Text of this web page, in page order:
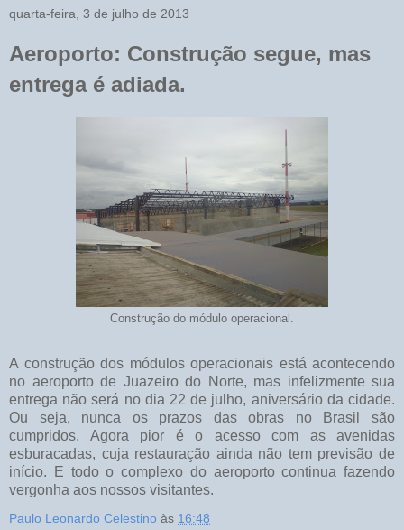
quarta-feira, 3 de julho de 2013
Aeroporto: Construção segue, mas
entrega é adiada.
Construção do módulo operacional.
A construção dos módulos operacionais está acontecendo
no aeroporto de Juazeiro do Norte, mas infelizmente sua
entrega não será no dia 22 de julho, aniversário da cidade.
Ou seja, nunca os prazos das obras no Brasil são
cumpridos. Agora pior é o acesso com as avenidas
esburacadas, cuja restauração ainda não tem previsão de
início. E todo o complexo do aeroporto continua fazendo
vergonha aos nossos visitantes.
Paulo Leonardo Celestino às 16:48